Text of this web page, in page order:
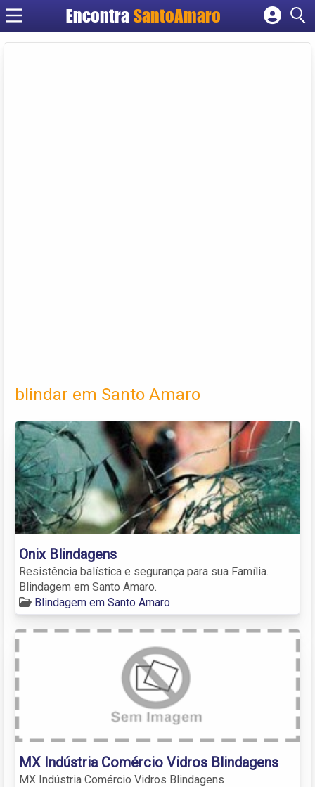
Encontra SantoAmaro
Cadastrar empresa
blindar em Santo Amaro
Onix Blindagens
Resistência balística e segurança para sua Família.
Blindagem em Santo Amaro.
Blindagem em Santo Amaro
MX Indústria Comércio Vidros Blindagens
MX Indústria Comércio Vidros Blindagens